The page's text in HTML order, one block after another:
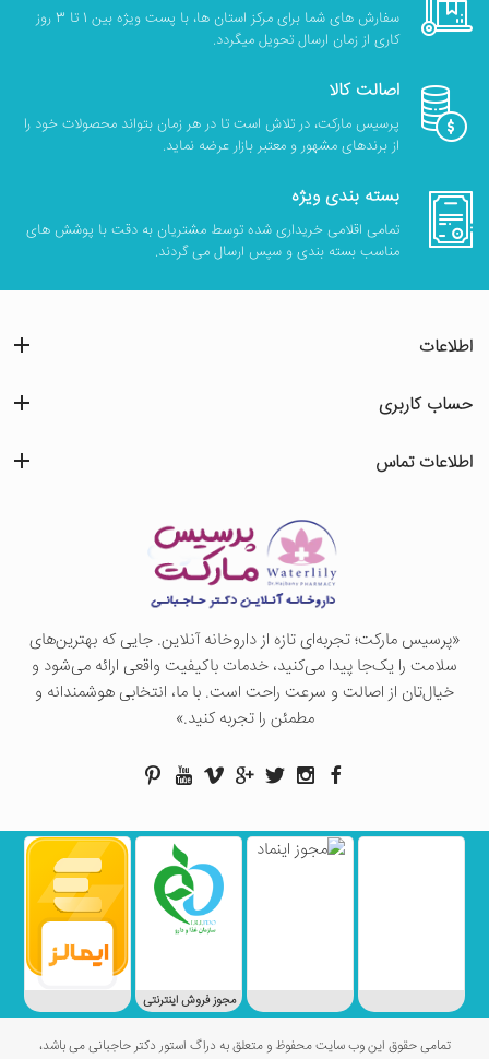
سفارش های شما برای مرکز استان ها، با پست ویژه بین 1 تا 3 روز
کاری از زمان ارسال تحویل میگردد.
اصالت کالا
پرسیس مارکت، در تلاش است تا در هر زمان بتواند محصولات خود را
از برندهای مشهور و معتبر بازار عرضه نماید.
بسته بندی ویژه
تمامی اقلامی خریداری شده توسط مشتریان به دقت با پوشش های
مناسب بسته بندی و سپس ارسال می گردند.
«پرسيس ماركت؛ تجربه‌ای تازه از داروخانه آنلاین. جایی که بهترین‌های
سلامت را یک‌جا پیدا می‌کنید، خدمات باکیفیت واقعی ارائه می‌شود و
خیال‌تان از اصالت و سرعت راحت است. با ما، انتخابی هوشمندانه و
مطمئن را تجربه کنید.»
اطلاعات
حساب کاربری
اطلاعات تماس
مجوز فروش اینترنتی
تمامی حقوق این وب سایت محفوظ و متعلق به دراگ استور دکتر حاجبانی می باشد،